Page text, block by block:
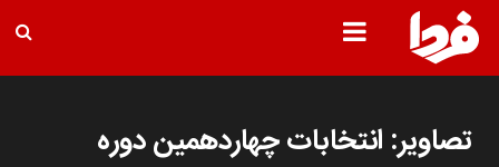
تصاویر: انتخابات چهاردهمین دوره